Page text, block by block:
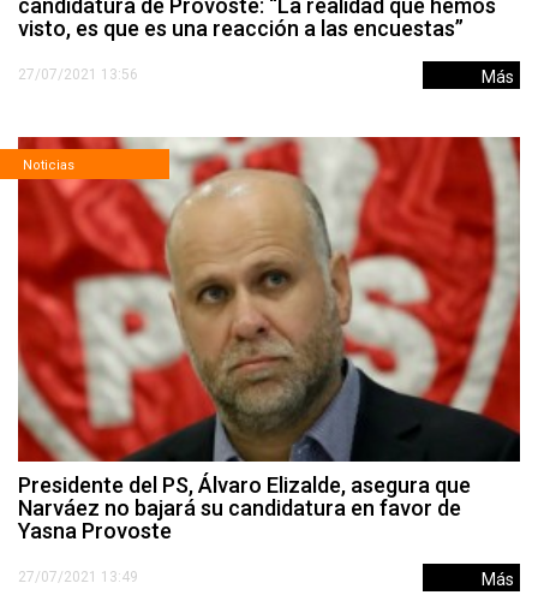
candidatura de Provoste: “La realidad que hemos
visto, es que es una reacción a las encuestas”
27/07/2021 13:56 Más
Noticias
Presidente del PS, Álvaro Elizalde, asegura que
Narváez no bajará su candidatura en favor de
Yasna Provoste
27/07/2021 13:49 Más